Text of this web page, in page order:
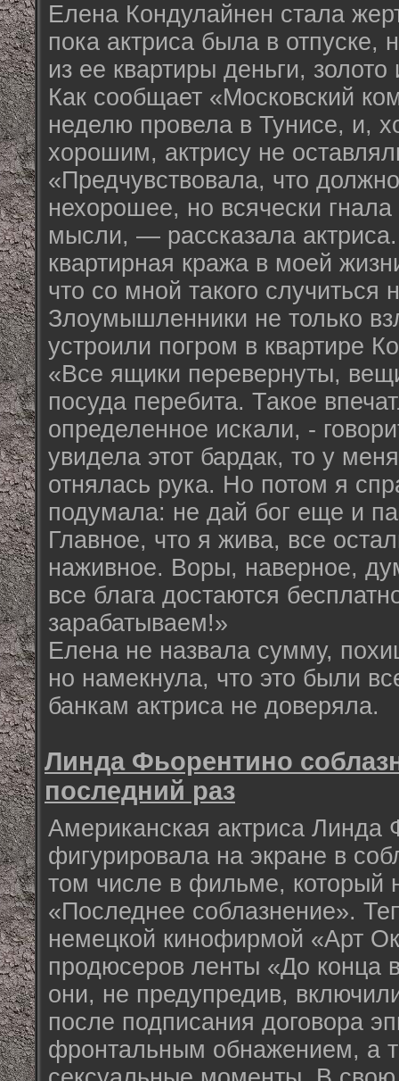
Елена Кондулайнен стала
пока актриса была в отпуске,
из ее квартиры деньги,
Как сообщает «Московский
неделю провела в Тунисе, и,
хорошим, актрису не
«Предчувствовала, что
нехорошее, но всячески
мысли, — рассказала
квартирная кража в моей
что со мной такого случиться
Злоумышленники не только
устроили погром в квартире
«Все ящики перевернуты,
посуда перебита. Такое
определенное искали, -
увидела этот бардак, то у
отнялась рука. Но потом я
подумала: не дай бог еще и
Главное, что я жива, все
наживное. Воры, наверное,
все блага достаются
зарабатываем!»
Елена не назвала сумму,
но намекнула, что это были
банкам актриса не доверяла.
Линда Фьорентино
последний раз
Американская актриса Линда
фигурировала на экране в
том числе в фильме, который
«Последнее соблазнение».
немецкой кинофирмой «Арт
продюсеров ленты «До конца
они, не предупредив,
после подписания договора
фронтальным обнажением, а